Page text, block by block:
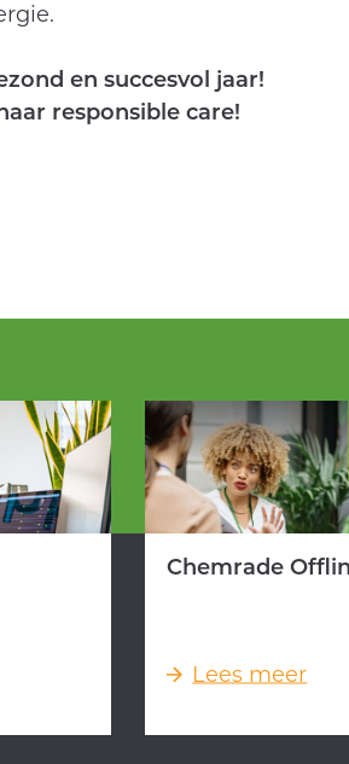
en succesvol jaar!
responsible care!
Chemrade
Lees meer